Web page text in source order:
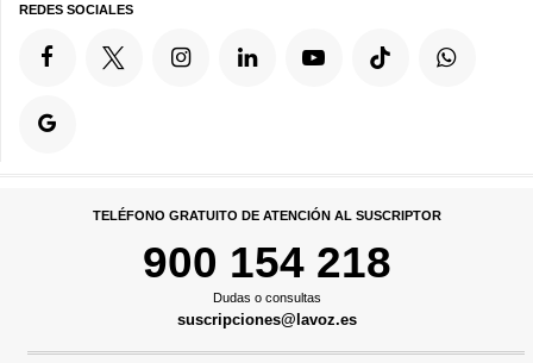
REDES SOCIALES
TELÉFONO GRATUITO DE ATENCIÓN AL SUSCRIPTOR
900 154 218
Dudas o consultas
suscripciones@lavoz.es